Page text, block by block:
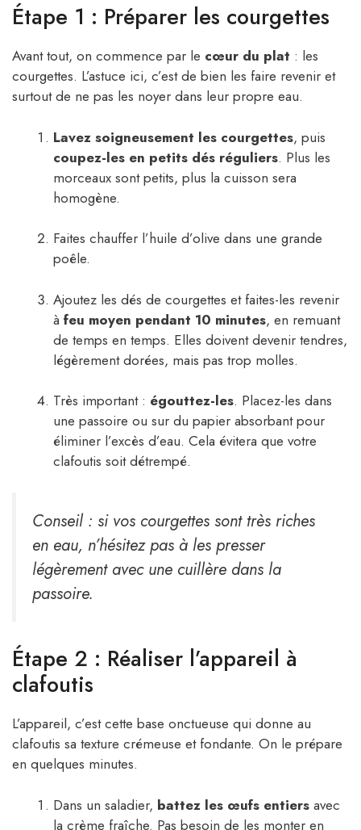
Étape 1 : Préparer les courgettes
Avant tout, on commence par le cœur du plat : les
courgettes. L’astuce ici, c’est de bien les faire revenir et
surtout de ne pas les noyer dans leur propre eau.
Lavez soigneusement les courgettes, puis
coupez-les en petits dés réguliers. Plus les
morceaux sont petits, plus la cuisson sera
homogène.
Faites chauffer l’huile d’olive dans une grande
poêle.
Ajoutez les dés de courgettes et faites-les revenir
à feu moyen pendant 10 minutes, en remuant
de temps en temps. Elles doivent devenir tendres,
légèrement dorées, mais pas trop molles.
Très important : égouttez-les. Placez-les dans
une passoire ou sur du papier absorbant pour
éliminer l’excès d’eau. Cela évitera que votre
clafoutis soit détrempé.
Conseil : si vos courgettes sont très riches
en eau, n’hésitez pas à les presser
légèrement avec une cuillère dans la
passoire.
Étape 2 : Réaliser l’appareil à
clafoutis
L’appareil, c’est cette base onctueuse qui donne au
clafoutis sa texture crémeuse et fondante. On le prépare
en quelques minutes.
Dans un saladier, battez les œufs entiers avec
la crème fraîche. Pas besoin de les monter en